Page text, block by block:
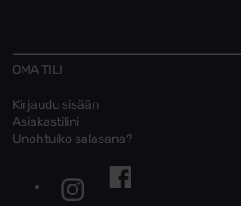
OMA TILI
Kirjaudu sisään
Asiakastilini
Unohtuiko salasana?